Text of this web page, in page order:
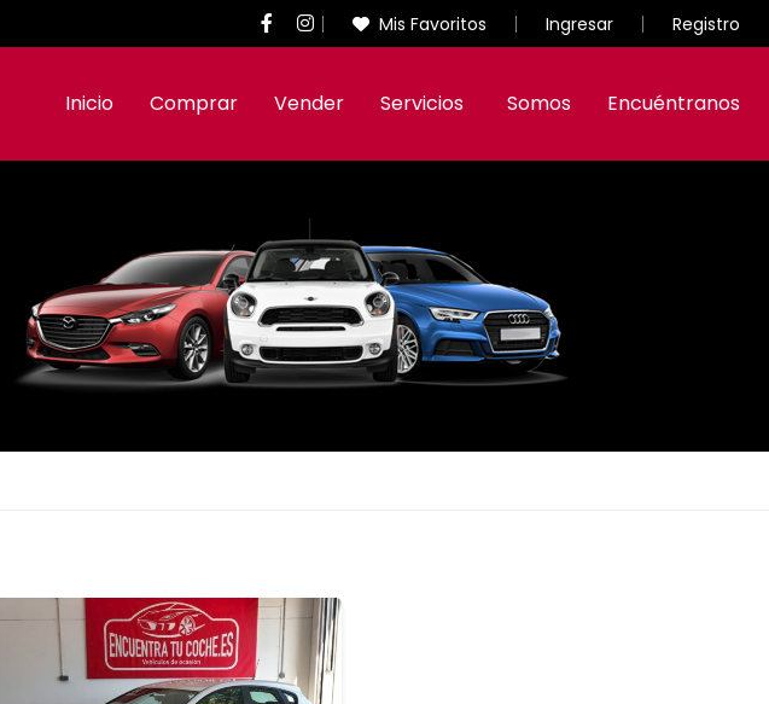
Mis Favoritos Ingresar Registro
Inicio Comprar Vender Servicios Somos Encuéntranos